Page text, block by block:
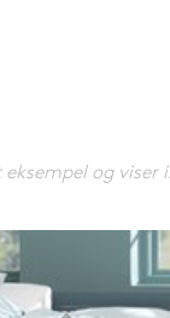
140x200 cm sval
eksempel og viser